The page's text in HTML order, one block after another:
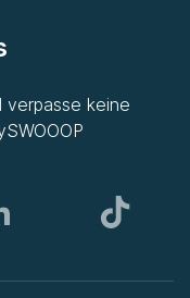
verpasse keine